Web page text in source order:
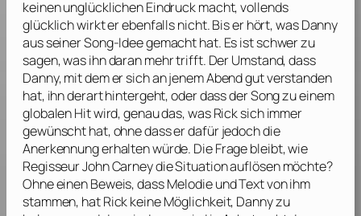
keinen unglücklichen Eindruck macht, vollends
glücklich wirkt er ebenfalls nicht. Bis er hört, was Danny
aus seiner Song-Idee gemacht hat. Es ist schwer zu
sagen, was ihn daran mehr trifft. Der Umstand, dass
Danny, mit dem er sich an jenem Abend gut verstanden
hat, ihn derart hintergeht, oder dass der Song zu einem
globalen Hit wird, genau das, was Rick sich immer
gewünscht hat, ohne dass er dafür jedoch die
Anerkennung erhalten würde. Die Frage bleibt, wie
RegisseurJohn Carneydie Situation auflösen möchte?
Ohne einen Beweis, dass Melodie und Text von ihm
stammen, hat Rick keine Möglichkeit, Danny zu